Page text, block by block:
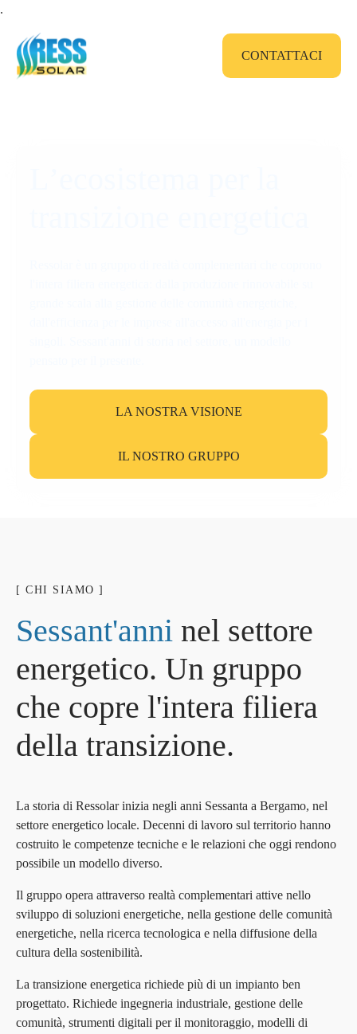
.
CONTATTACI
LA NOSTRA VISIONE
IL NOSTRO GRUPPO
[ CHI SIAMO ]
Sessant'anni nel settore
energetico. Un gruppo
che copre l'intera filiera
della transizione.
La storia di Ressolar inizia negli anni Sessanta a Bergamo, nel
settore energetico locale. Decenni di lavoro sul territorio hanno
costruito le competenze tecniche e le relazioni che oggi rendono
possibile un modello diverso.
Il gruppo opera attraverso realtà complementari attive nello
sviluppo di soluzioni energetiche, nella gestione delle comunità
energetiche, nella ricerca tecnologica e nella diffusione della
cultura della sostenibilità.
La transizione energetica richiede più di un impianto ben
progettato. Richiede ingegneria industriale, gestione delle
comunità, strumenti digitali per il monitoraggio, modelli di